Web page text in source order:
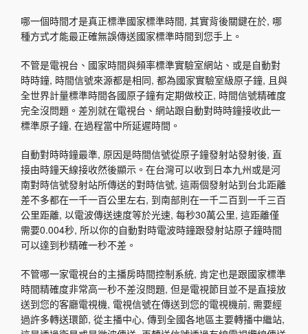
哪一個時間才是真正標準國家標準時間, 其實背後關鍵在於, 哪
種方式才能最正確無誤傳送國家標準時間到您手上。
不管是電視台、國家時間與頻率標準實驗室網站、或是自動對
時時鐘, 時間信號來源都是相同, 都為國家實驗室級原子鐘, 且與
全世界計量標準時間各國原子鐘有定期做校正, 時間信號精確度
完全沒問題。差別就在電視台、網站跟自動對時時鐘接收此一
標準原子鐘, 在過程當中所延遲時間。
自動對時時鐘最準, 原因是時間信號從原子鐘發射站發射後, 直
接由時鐘天線接收然後顯示。在台灣可以收到日本九州或是河
南對時信號發射站所傳送的對時信號, 這兩個發射站到台北距離
差不多都在一千一百公里左右, 到南部則在一千二百到一千三百
公里距離, 以電波傳送速度等於光速, 每秒30萬公里, 這距離僅
需要0.004秒, 所以你的自動對時電波時鐘跟發射站原子鐘時間
可以達到秒精確一秒不差。
不管哪一家電視台的主播房時間控制系統, 肯定也是跟國家標準
時間精確度非常高一秒不差沒問題, 但是電視節目並不是直接放
送到您的客廳電視機, 電視信號在傳送到您的電視機前, 需要經
過許多轉送環節, 從主播中心, 傳到全國各地區主要轉播中繼站,